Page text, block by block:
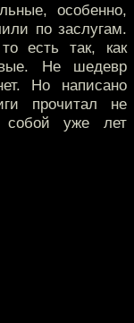
особенно,
по заслугам.
есть так, как
Не шедевр
Но написано
прочитал не
собой уже лет